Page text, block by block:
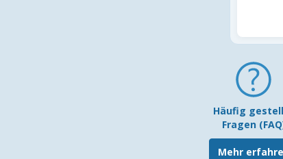
Häufig
Fragen
Mehr